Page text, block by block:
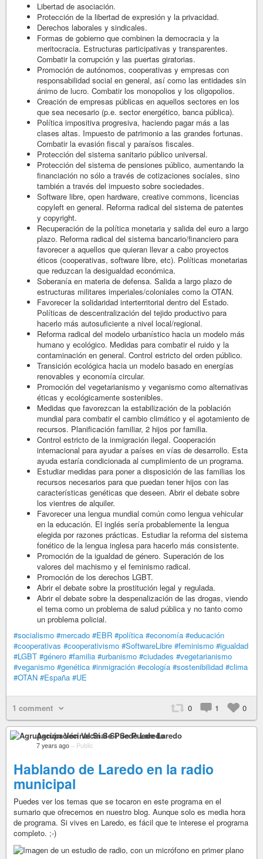
Libertad de asociación.
Protección de la libertad de expresión y la privacidad.
Derechos laborales y sindicales.
Formas de gobierno que combinen la democracia y la
meritocracia. Estructuras participativas y transparentes.
Combatir la corrupción y las puertas giratorias.
Promoción de autónomos, cooperativas y empresas con
responsabilidad social en general, así como las entidades sin
ánimo de lucro. Combatir los monopolios y los oligopolios.
Creación de empresas públicas en aquellos sectores en los
que sea necesario (p.e. sector energético, banca pública).
Política impositiva progresiva, haciendo pagar más a las
clases altas. Impuesto de patrimonio a las grandes fortunas.
Combatir la evasión fiscal y paraísos fiscales.
Protección del sistema sanitario público universal.
Protección del sistema de pensiones público, aumentando la
financiación no sólo a través de cotizaciones sociales, sino
también a través del impuesto sobre sociedades.
Software libre, open hardware, creative commons, licencias
copyleft en general. Reforma radical del sistema de patentes
y copyright.
Recuperación de la política monetaria y salida del euro a largo
plazo. Reforma radical del sistema bancario/financiero para
favorecer a aquellos que quieran llevar a cabo proyectos
éticos (cooperativas, software libre, etc). Políticas monetarias
que reduzcan la desigualdad económica.
Soberanía en materia de defensa. Salida a largo plazo de
estructuras militares imperiales/coloniales como la OTAN.
Favorecer la solidaridad interterritorial dentro del Estado.
Políticas de descentralización del tejido productivo para
hacerlo más autosuficiente a nivel local/regional.
Reforma radical del modelo urbanístico hacia un modelo más
humano y ecológico. Medidas para combatir el ruido y la
contaminación en general. Control estricto del orden público.
Transición ecológica hacia un modelo basado en energías
renovables y economía circular.
Promoción del vegetarianismo y veganismo como alternativas
éticas y ecológicamente sostenibles.
Medidas que favorezcan la estabilización de la población
mundial para combatir el cambio climático y el agotamiento de
recursos. Planificación familiar, 2 hijos por familia.
Control estricto de la inmigración ilegal. Cooperación
internacional para ayudar a países en vías de desarrollo. Esta
ayuda estaría condicionada al cumplimiento de un programa.
Estudiar medidas para poner a disposición de las familias los
recursos necesarios para que puedan tener hijos con las
características genéticas que deseen. Abrir el debate sobre
los vientres de alquiler.
Favorecer una lengua mundial común como lengua vehicular
en la educación. El inglés sería probablemente la lengua
elegida por razones prácticas. Estudiar la reforma del sistema
fonético de la lengua inglesa para hacerlo más consistente.
Promoción de la igualdad de género. Superación de los
valores del machismo y el feminismo radical.
Promoción de los derechos LGBT.
Abrir el debate sobre la prostitución legal y regulada.
Abrir el debate sobre la despenalización de las drogas, viendo
el tema como un problema de salud pública y no tanto como
un problema policial.
#socialismo #mercado #EBR #política #economía #educación
#cooperativas #cooperativismo #SoftwareLibre #feminismo #igualdad
#LGBT #género #familia #urbanismo #ciudades #vegetarianismo
#veganismo #genética #inmigración #ecología #sostenibilidad #clima
#OTAN #España #UE
1 comment 0 1 0
Agrupación Vecinal Sí Se Puede Laredo
7 years ago – Public
Hablando de Laredo en la radio
municipal
Puedes ver los temas que se tocaron en este programa en el
sumario que ofrecemos en nuestro blog. Aunque solo es media hora
de programa. Si vives en Laredo, es fácil que te interese el programa
completo. ;-)